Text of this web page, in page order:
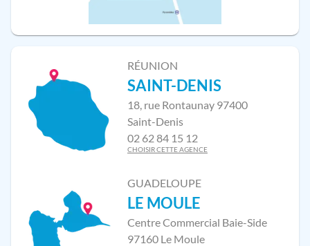
RÉUNION
SAINT-DENIS
18, rue Rontaunay 97400
Saint-Denis
02 62 84 15 12
CHOISIR CETTE AGENCE
GUADELOUPE
LE MOULE
Centre Commercial Baie-Side
97160 Le Moule